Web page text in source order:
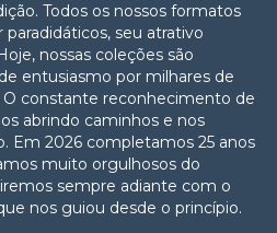
Todos os nossos formatos
seu atrativo
nossas coleções são
entusiasmo por milhares de
O constante reconhecimento de
abrindo caminhos e nos
Em 2026 completamos 25 anos
muito orgulhosos do
sempre adiante com o
nos guiou desde o princípio.